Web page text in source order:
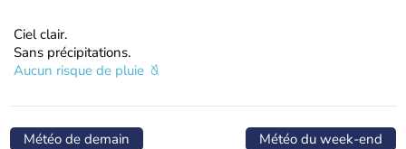
Ciel clair.
Sans précipitations.
Aucun risque de pluie
Météo de demain Météo du week-end